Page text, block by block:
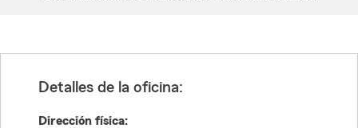
Detalles de la oficina:
Dirección física: